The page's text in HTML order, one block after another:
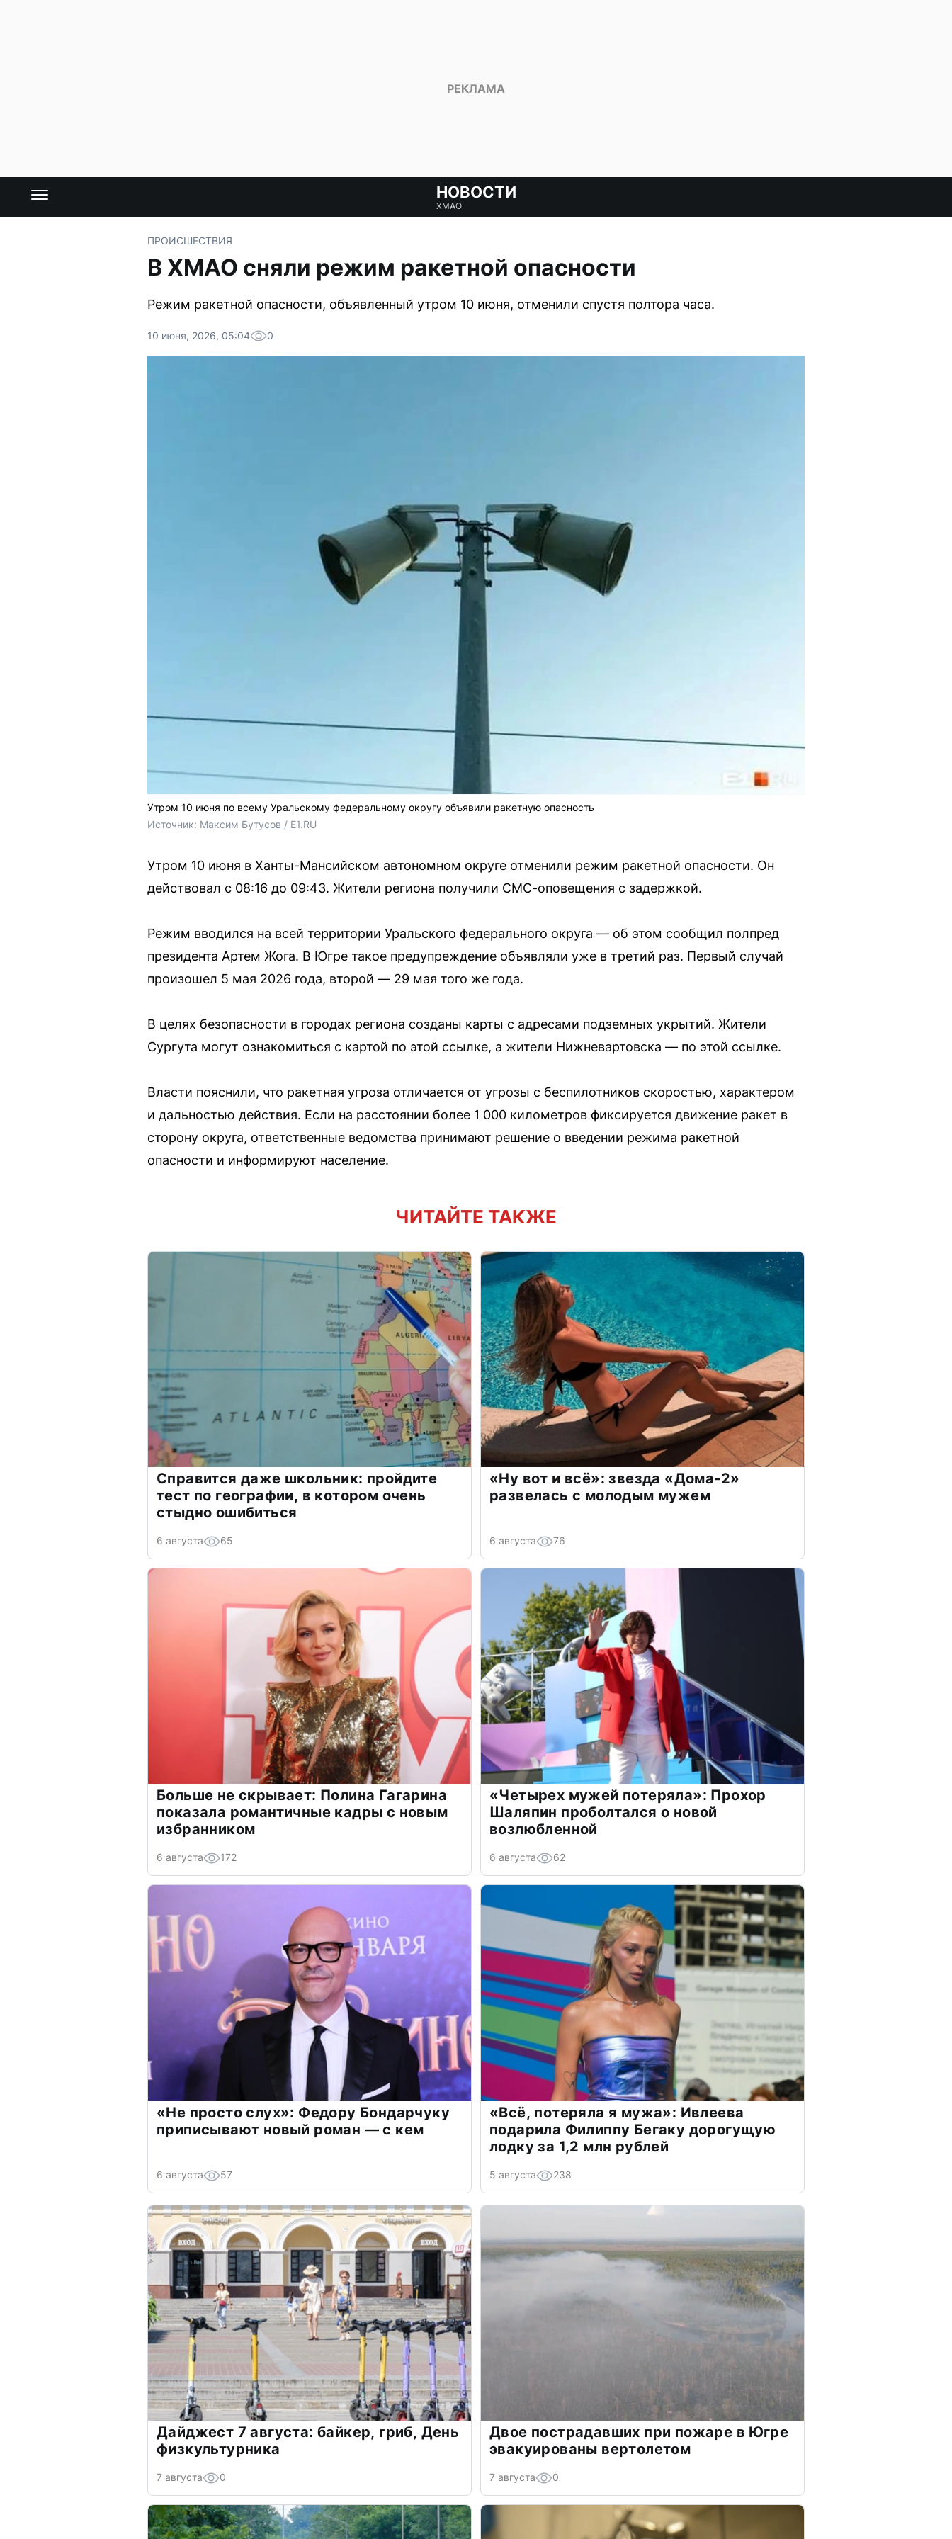
НОВОСТИ
ХМАО
ПРОИСШЕСТВИЯ
В ХМАО сняли режим ракетной опасности
Режим ракетной опасности, объявленный утром 10 июня, отменили спустя полтора часа.
10 июня, 2026, 05:04 0
Утром 10 июня по всему Уральскому федеральному округу объявили ракетную опасность
Источник: Максим Бутусов / E1.RU
Утром 10 июня в Ханты-Мансийском автономном округе отменили режим ракетной опасности. Он
действовал с 08:16 до 09:43. Жители региона получили СМС-оповещения с задержкой.
Режим вводился на всей территории Уральского федерального округа — об этом сообщил полпред
президента Артем Жога. В Югре такое предупреждение объявляли уже в третий раз. Первый случай
произошел 5 мая 2026 года, второй — 29 мая того же года.
В целях безопасности в городах региона созданы карты с адресами подземных укрытий. Жители
Сургута могут ознакомиться с картой по этой ссылке, а жители Нижневартовска — по этой ссылке.
Власти пояснили, что ракетная угроза отличается от угрозы с беспилотников скоростью, характером
и дальностью действия. Если на расстоянии более 1 000 километров фиксируется движение ракет в
сторону округа, ответственные ведомства принимают решение о введении режима ракетной
опасности и информируют население.
ЧИТАЙТЕ ТАКЖЕ
Справится даже школьник: пройдите
тест по географии, в котором очень
стыдно ошибиться
6 августа 65
«Ну вот и всё»: звезда «Дома-2»
развелась с молодым мужем
6 августа 76
Больше не скрывает: Полина Гагарина
показала романтичные кадры с новым
избранником
6 августа 172
«Четырех мужей потеряла»: Прохор
Шаляпин проболтался о новой
возлюбленной
6 августа 62
«Не просто слух»: Федору Бондарчуку
приписывают новый роман — с кем
6 августа 57
«Всё, потеряла я мужа»: Ивлеева
подарила Филиппу Бегаку дорогущую
лодку за 1,2 млн рублей
5 августа 238
Дайджест 7 августа: байкер, гриб, День
физкультурника
7 августа 0
Двое пострадавших при пожаре в Югре
эвакуированы вертолетом
7 августа 0